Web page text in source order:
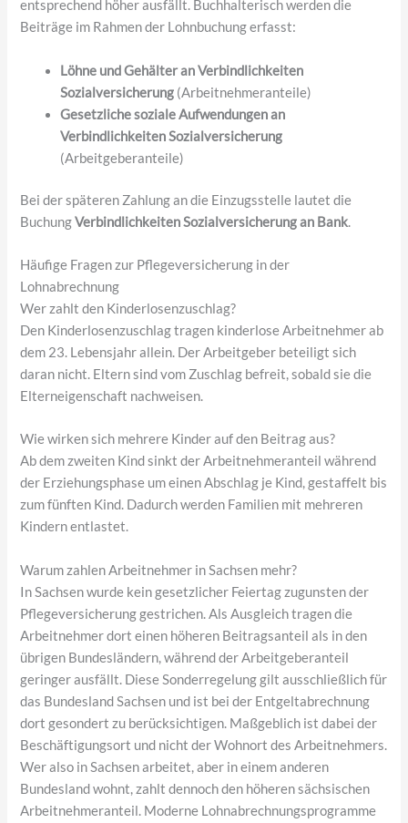
entsprechend höher ausfällt. Buchhalterisch werden die
Beiträge im Rahmen der Lohnbuchung erfasst:
Löhne und Gehälter an Verbindlichkeiten
Sozialversicherung (Arbeitnehmeranteile)
Gesetzliche soziale Aufwendungen an
Verbindlichkeiten Sozialversicherung
(Arbeitgeberanteile)
Bei der späteren Zahlung an die Einzugsstelle lautet die
BuchungVerbindlichkeiten Sozialversicherung an Bank.
Häufige Fragen zur Pflegeversicherung in der
Lohnabrechnung
Wer zahlt den Kinderlosenzuschlag?
Den Kinderlosenzuschlag tragen kinderlose Arbeitnehmer ab
dem 23. Lebensjahr allein. Der Arbeitgeber beteiligt sich
daran nicht. Eltern sind vom Zuschlag befreit, sobald sie die
Elterneigenschaft nachweisen.
Wie wirken sich mehrere Kinder auf den Beitrag aus?
Ab dem zweiten Kind sinkt der Arbeitnehmeranteil während
der Erziehungsphase um einen Abschlag je Kind, gestaffelt bis
zum fünften Kind. Dadurch werden Familien mit mehreren
Kindern entlastet.
Warum zahlen Arbeitnehmer in Sachsen mehr?
In Sachsen wurde kein gesetzlicher Feiertag zugunsten der
Pflegeversicherung gestrichen. Als Ausgleich tragen die
Arbeitnehmer dort einen höheren Beitragsanteil als in den
übrigen Bundesländern, während der Arbeitgeberanteil
geringer ausfällt. Diese Sonderregelung gilt ausschließlich für
das Bundesland Sachsen und ist bei der Entgeltabrechnung
dort gesondert zu berücksichtigen. Maßgeblich ist dabei der
Beschäftigungsort und nicht der Wohnort des Arbeitnehmers.
Wer also in Sachsen arbeitet, aber in einem anderen
Bundesland wohnt, zahlt dennoch den höheren sächsischen
Arbeitnehmeranteil. Moderne Lohnabrechnungsprogramme